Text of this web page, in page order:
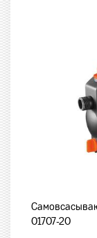
01707-20